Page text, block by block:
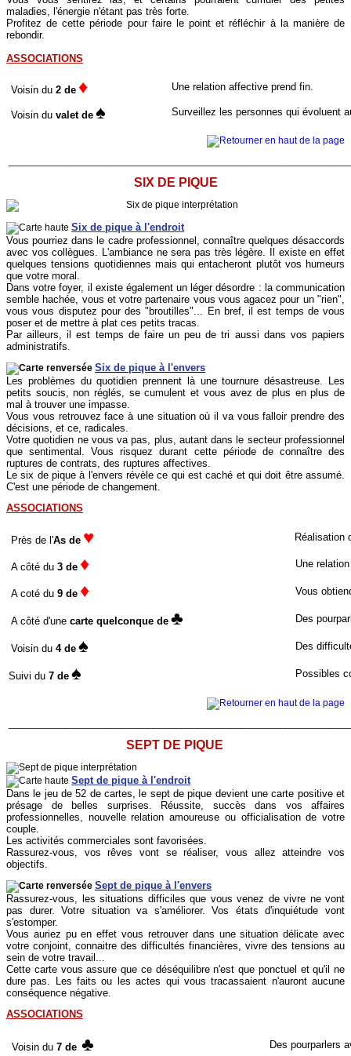
maladies, l'énergie n'étant pas très forte.
Profitez de cette période pour faire le point et réfléchir à la manière de
rebondir.
ASSOCIATIONS
Voisin du 2 de ♦ Une relation affective prend fin.
Voisin du valet de ♠ Surveillez les personnes qui évoluent
SIX DE PIQUE
Six de pique à l'endroit
Vous pourriez dans le cadre professionnel, connaître quelques désaccords
avec vos collègues. L'ambiance ne sera pas très légère. Il existe en effet
quelques tensions quotidiennes mais qui entacheront plutôt vos humeurs
que votre moral.
Dans votre foyer, il existe également un léger désordre : la communication
semble hachée, vous et votre partenaire vous vous agacez pour un "rien",
vous vous disputez pour des "broutilles"... En bref, il est temps de vous
poser et de mettre à plat ces petits tracas.
Par ailleurs, il est temps de faire un peu de tri aussi dans vos papiers
administratifs.
Six de pique à l'envers
Les problèmes du quotidien prennent là une tournure désastreuse. Les
petits soucis, non réglés, se cumulent et vous avez de plus en plus de
mal à trouver une impasse.
Vous vous retrouvez face à une situation où il va vous falloir prendre des
décisions, et ce, radicales.
Votre quotidien ne vous va pas, plus, autant dans le secteur professionnel
que sentimental. Vous risquez durant cette période de connaître des
ruptures de contrats, des ruptures affectives.
Le six de pique à l'envers révèle ce qui est caché et qui doit être assumé.
C'est une période de changement.
ASSOCIATIONS
Près de l'As de ♥ Réalisation
A côté du 3 de ♦ Une
A coté du 9 de ♦ Vous
A côté d'une carte quelconque de ♣ Des
Voisin du 4 de ♠ Des
Suivi du 7 de ♠ Possibles
SEPT DE PIQUE
Sept de pique à l'endroit
Dans le jeu de 52 de cartes, le sept de pique devient une carte positive et
présage de belles surprises. Réussite, succès dans vos affaires
professionnelles, nouvelle relation amoureuse ou officialisation de votre
couple.
Les activités commerciales sont favorisées.
Rassurez-vous, vos rêves vont se réaliser, vous allez atteindre vos
objectifs.
Sept de pique à l'envers
Rassurez-vous, les situations difficiles que vous venez de vivre ne vont
pas durer. Votre situation va s'améliorer. Vos états d'inquiétude vont
s'estomper.
Vous auriez pu en effet vous retrouver dans une situation délicate avec
votre conjoint, connaitre des difficultés financières, vivre des tensions au
sein de votre travail...
Cette carte vous assure que ce déséquilibre n'est que ponctuel et qu'il ne
dure pas. Les faits ou les actes qui vous tracassaient n'auront aucune
conséquence négative.
ASSOCIATIONS
Voisin du 7 de ♣ Des pourparlers